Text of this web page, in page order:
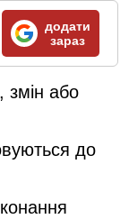
додати
зараз
змін або
до